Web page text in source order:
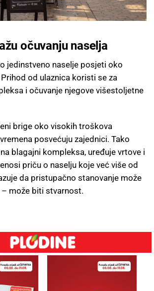
očuvanju naselja
jedinstveno naselje posjeti oko
od ulaznica koristi se za
i očuvanje njegove višestoljetne
brige oko visokih troškova
posvećuju zajednici. Tako
blagajni kompleksa, uređuje vrtove i
priču o naselju koje već više od
da pristupačno stanovanje može
može biti stvarnost.